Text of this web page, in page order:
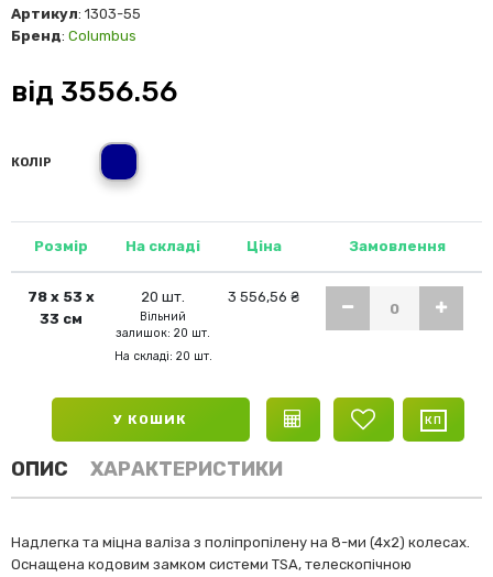
Артикул: 1303-55
Бренд: Columbus
від 3556.56
КОЛІР
темно-синій
Розмір На складі Ціна Замовлення
78 х 53 х
33 см
20 шт.
Вільний
залишок: 20 шт.
На складі: 20 шт.
3 556,56 ₴
У КОШИК
ОПИС ХАРАКТЕРИСТИКИ
Надлегка та міцна валіза з поліпропілену на 8-ми (4х2) колесах.
Оснащена кодовим замком системи TSA, телескопічною